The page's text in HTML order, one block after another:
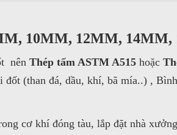
10MM, 12MM,
nên Thép tấm ASTM A515 hoặc
(than đá, dầu, khí, bã mía..) ,
cơ khí đóng tàu, lắp đặt nhà